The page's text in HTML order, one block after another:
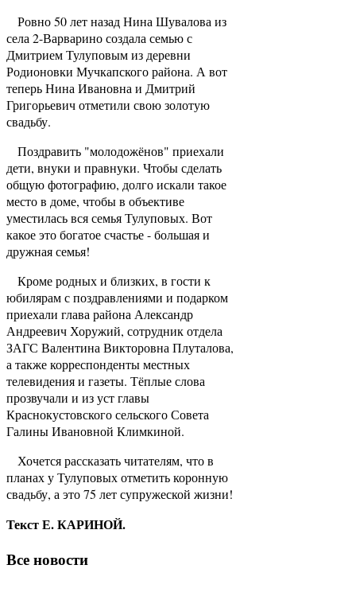
Ровно 50 лет назад Нина Шувалова из
села 2-Варварино создала семью с
Дмитрием Тулуповым из деревни
Родионовки Мучкапского района. А вот
теперь Нина Ивановна и Дмитрий
Григорьевич отметили свою золотую
свадьбу.
Поздравить "молодожёнов" приехали
дети, внуки и правнуки. Чтобы сделать
общую фотографию, долго искали такое
место в доме, чтобы в объективе
уместилась вся семья Тулуповых. Вот
какое это богатое счастье - большая и
дружная семья!
Кроме родных и близких, в гости к
юбилярам с поздравлениями и подарком
приехали глава района Александр
Андреевич Хоружий, сотрудник отдела
ЗАГС Валентина Викторовна Плуталова,
а также корреспонденты местных
телевидения и газеты. Тёплые слова
прозвучали и из уст главы
Краснокустовского сельского Совета
Галины Ивановной Климкиной.
Хочется рассказать читателям, что в
планах у Тулуповых отметить коронную
свадьбу, а это 75 лет супружеской жизни!
Текст Е. КАРИНОЙ.
Все новости